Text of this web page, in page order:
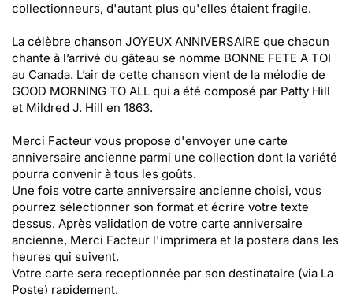
collectionneurs, d'autant plus qu'elles étaient fragile.
La célèbre chanson JOYEUX ANNIVERSAIRE que chacun
chante à l’arrivé du gâteau se nomme BONNE FETE A TOI
au Canada. L’air de cette chanson vient de la mélodie de
GOOD MORNING TO ALL qui a été composé par Patty Hill
et Mildred J. Hill en 1863.
Merci Facteur vous propose d'envoyer une carte
anniversaire ancienne parmi une collection dont la variété
pourra convenir à tous les goûts.
Une fois votre carte anniversaire ancienne choisi, vous
pourrez sélectionner son format et écrire votre texte
dessus. Après validation de votre carte anniversaire
ancienne, Merci Facteur l'imprimera et la postera dans les
heures qui suivent.
Votre carte sera receptionnée par son destinataire (via La
Poste) rapidement.